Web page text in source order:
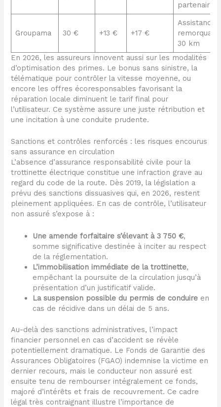
partenaire
Groupama 30 € +13 € +17 €
Assistance
remorquage
30 km
En 2026, les assureurs innovent aussi sur les modalités
d’optimisation des primes. Le bonus sans sinistre, la
télématique pour contrôler la vitesse moyenne, ou
encore les offres écoresponsables favorisant la
réparation locale diminuent le tarif final pour
l’utilisateur. Ce système assure une juste rétribution et
une incitation à une conduite prudente.
Sanctions et contrôles renforcés : les risques encourus
sans assurance en circulation
L’absence d’assurance responsabilité civile pour la
trottinette électrique constitue une infraction grave au
regard du code de la route. Dès 2019, la législation a
prévu des sanctions dissuasives qui, en 2026, restent
pleinement appliquées. En cas de contrôle, l’utilisateur
non assuré s’expose à :
Une amende forfaitaire s’élevant à 3 750 €,
somme significative destinée à inciter au respect
de la réglementation.
L’immobilisation immédiate de la trottinette,
empêchant la poursuite de la circulation jusqu’à
présentation d’un justificatif valide.
La suspension possible du permis de conduire en
cas de récidive dans un délai de 5 ans.
Au-delà des sanctions administratives, l’impact
financier personnel en cas d’accident se révèle
potentiellement dramatique. Le Fonds de Garantie des
Assurances Obligatoires (FGAO) indemnise la victime en
dernier recours, mais le conducteur non assuré est
ensuite tenu de rembourser intégralement ce fonds,
majoré d’intérêts et frais de recouvrement. Ce cadre
légal très contraignant illustre l’importance de